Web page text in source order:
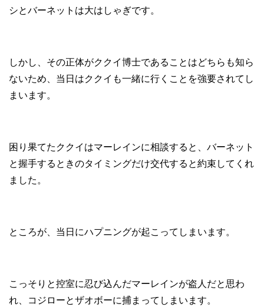
シとバーネットは大はしゃぎです。
しかし、その正体がククイ博士であることはどちらも知ら
ないため、当日はククイも一緒に行くことを強要されてし
まいます。
困り果てたククイはマーレインに相談すると、バーネット
と握手するときのタイミングだけ交代すると約束してくれ
ました。
ところが、当日にハプニングが起こってしまいます。
こっそりと控室に忍び込んだマーレインが盗人だと思わ
れ、コジローとザオボーに捕まってしまいます。